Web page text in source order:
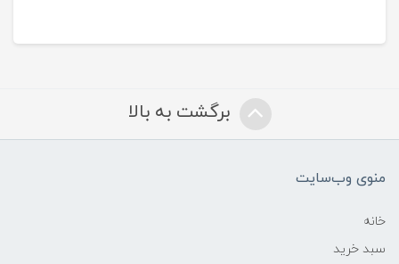
برگشت به بالا
منوی وب‌سایت
خانه
سبد خرید